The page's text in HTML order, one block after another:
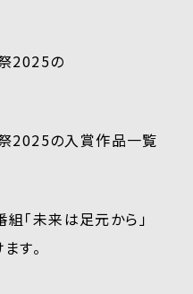
2025の
2025の入賞作品一覧
「未来は足元から」
す。